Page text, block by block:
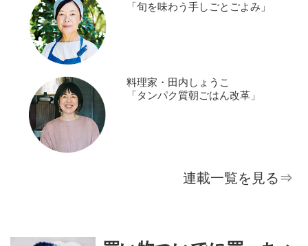
「旬を味わう手しごとごよみ」
料理家・田内しょうこ
「タンパク質朝ごはん改革」
連載一覧を見る⇒